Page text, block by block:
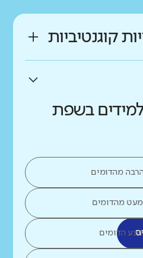
קוגנטיביות
בשפת
מהדומים
מהדומים
הדומים